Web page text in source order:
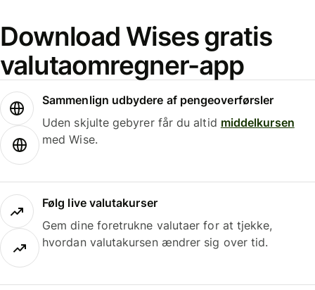
Download Wises gratis
valutaomregner-app
Sammenlign udbydere af pengeoverførsler
Uden skjulte gebyrer får du altid middelkursen
med Wise.
Følg live valutakurser
Gem dine foretrukne valutaer for at tjekke,
hvordan valutakursen ændrer sig over tid.